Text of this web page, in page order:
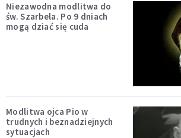
Niezawodna modlitwa do
św. Szarbela. Po 9 dniach
mogą dziać się cuda
Modlitwa ojca Pio w
trudnych i beznadziejnych
sytuacjach